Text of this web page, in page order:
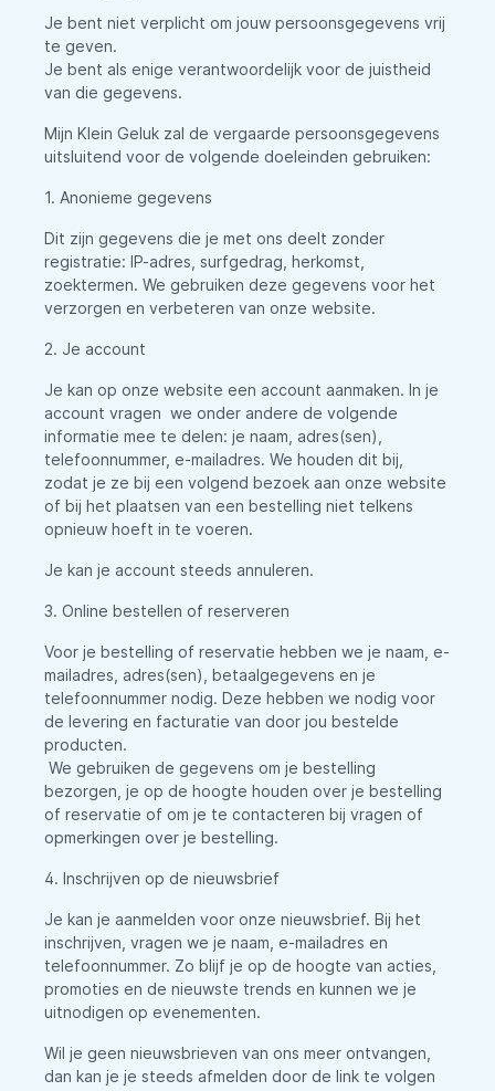
Je bent niet verplicht om jouw persoonsgegevens vrij
te geven.
Je bent als enige verantwoordelijk voor de juistheid
van die gegevens.
Mijn Klein Geluk zal de vergaarde persoonsgegevens
uitsluitend voor de volgende doeleinden gebruiken:
1. Anonieme gegevens
Dit zijn gegevens die je met ons deelt zonder
registratie: IP-adres, surfgedrag, herkomst,
zoektermen. We gebruiken deze gegevens voor het
verzorgen en verbeteren van onze website.
2. Je account
Je kan op onze website een account aanmaken. In je
account vragen we onder andere de volgende
informatie mee te delen: je naam, adres(sen),
telefoonnummer, e-mailadres. We houden dit bij,
zodat je ze bij een volgend bezoek aan onze website
of bij het plaatsen van een bestelling niet telkens
opnieuw hoeft in te voeren.
Je kan je account steeds annuleren.
3. Online bestellen of reserveren
Voor je bestelling of reservatie hebben we je naam, e-
mailadres, adres(sen), betaalgegevens en je
telefoonnummer nodig. Deze hebben we nodig voor
de levering en facturatie van door jou bestelde
producten.
We gebruiken de gegevens om je bestelling
bezorgen, je op de hoogte houden over je bestelling
of reservatie of om je te contacteren bij vragen of
opmerkingen over je bestelling.
4. Inschrijven op de nieuwsbrief
Je kan je aanmelden voor onze nieuwsbrief. Bij het
inschrijven, vragen we je naam, e-mailadres en
telefoonnummer. Zo blijf je op de hoogte van acties,
promoties en de nieuwste trends en kunnen we je
uitnodigen op evenementen.
Wil je geen nieuwsbrieven van ons meer ontvangen,
dan kan je je steeds afmelden door de link te volgen